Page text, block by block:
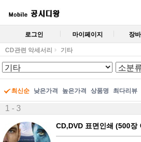
로그인 마이페이지 장
CD관련 악세서리 기타
최신순 낮은가격 높은가격 상품명 최다리뷰
1 - 3
CD,DVD 표면인쇄 (500장